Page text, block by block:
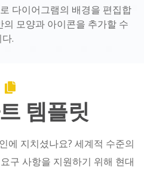
다이어그램의 배경을 편집합
의 모양과 아이콘을 추가할 수
.
템플릿
에 지치셨나요? 세계적 수준의
구 사항을 지원하기 위해 현대